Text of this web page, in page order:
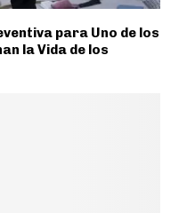
para Uno de los
la Vida de los